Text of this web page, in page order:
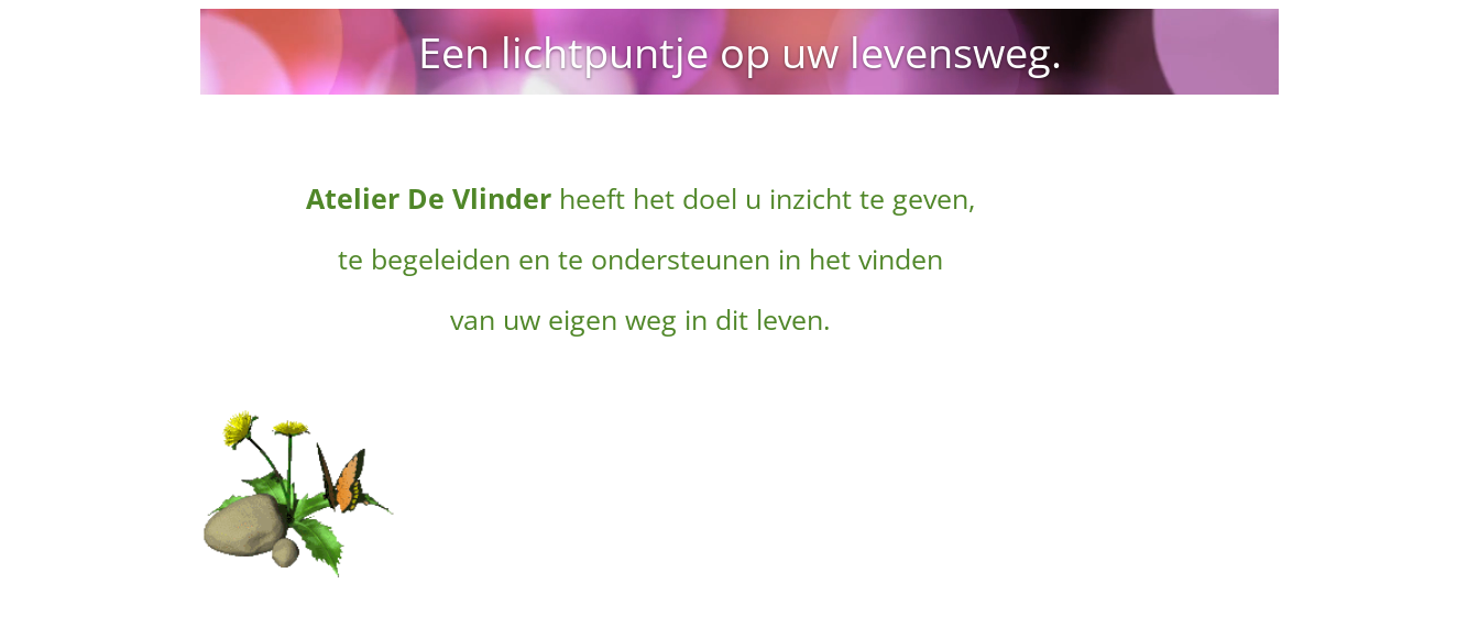
Een lichtpuntje op uw levensweg.
Atelier De Vlinder heeft het doel u inzicht te geven,
te begeleiden en te ondersteunen in het vinden
van uw eigen weg in dit leven.